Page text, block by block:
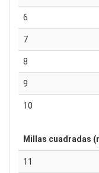
6
7
8
9
10
Millas cuadradas
11